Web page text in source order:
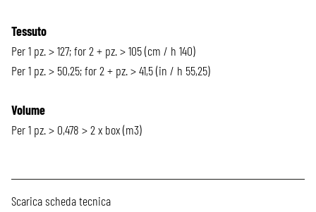
Tessuto
Per 1 pz. > 127; for 2 + pz. > 105 (cm / h 140)
Per 1 pz. > 50,25; for 2 + pz. > 41,5 (in / h 55,25)
Volume
Per 1 pz. > 0,478 > 2 x box (m3)
Scarica scheda tecnica